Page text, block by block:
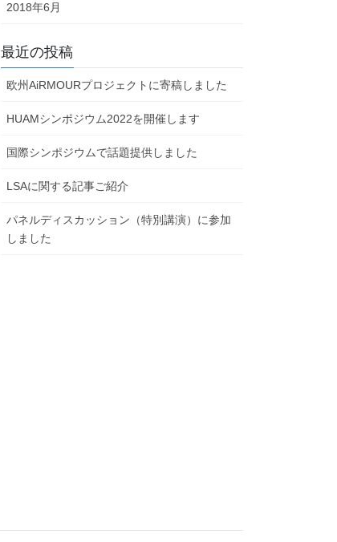
2018年6月
最近の投稿
欧州AiRMOURプロジェクトに寄稿しました
HUAMシンポジウム2022を開催します
国際シンポジウムで話題提供しました
LSAに関する記事ご紹介
パネルディスカッション（特別講演）に参加
しました